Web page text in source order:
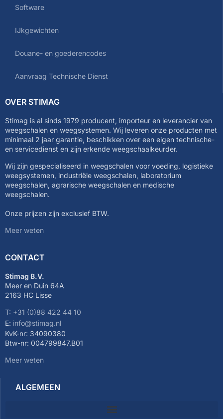
Software
IJkgewichten
Douane- en goederencodes
Aanvraag Technische Dienst
OVER STIMAG
Stimag is al sinds 1979 producent, importeur en leverancier van
weegschalen en weegsystemen. Wij leveren onze producten met
minimaal 2 jaar garantie, beschikken over een eigen technische-
en servicedienst en zijn erkende weegschaalkeurder.
Wij zijn gespecialiseerd in weegschalen voor voeding, logistieke
weegsystemen, industriële weegschalen, laboratorium
weegschalen, agrarische weegschalen en medische
weegschalen.
Onze prijzen zijn exclusief BTW.
Meer weten
CONTACT
Stimag B.V.
Meer en Duin 64A
2163 HC Lisse
T: +31 (0)88 422 44 10
E: info@stimag.nl
KvK-nr: 34090380
Btw-nr: 004799847.B01
Meer weten
ALGEMEEN